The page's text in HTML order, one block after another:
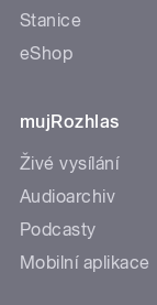
Stanice
eShop
mujRozhlas
Živé vysílání
Audioarchiv
Podcasty
Mobilní aplikace